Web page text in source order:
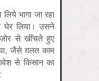
भागा जा रहा
लिया। उसने
से खींचते हुए
जैसे ग़लत काम
से किसान का